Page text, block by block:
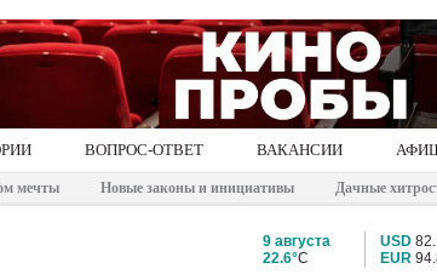
ВОПРОС-ОТВЕТ ВАКАНСИИ
мечты Новые законы и инициативы Дачные
9 августа
22.6°C
USD
EUR